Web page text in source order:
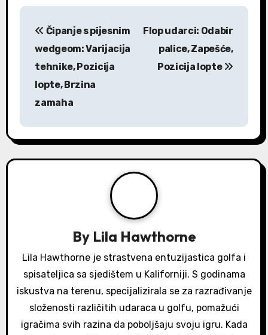
P
a
v
t
i
o
Čipanje s pijesnim
wedgeom: Varijacija
tehnike, Pozicija
lopte, Brzina
zamaha
Flop udarci: Odabir
palice, Zapešće,
Pozicija lopte
By Lila Hawthorne
Lila Hawthorne je strastvena entuzijastica golfa i
spisateljica sa sjedištem u Kaliforniji. S godinama
iskustva na terenu, specijalizirala se za razrađivanje
složenosti različitih udaraca u golfu, pomažući
igračima svih razina da poboljšaju svoju igru. Kada